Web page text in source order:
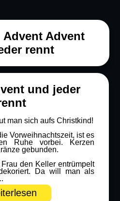
Advent Advent
rennt
und jeder
man sich aufs Christkind!
Vorweihnachtszeit, ist es
Ruhe vorbei. Kerzen
gebunden.
den Keller entrümpelt
Da will man als